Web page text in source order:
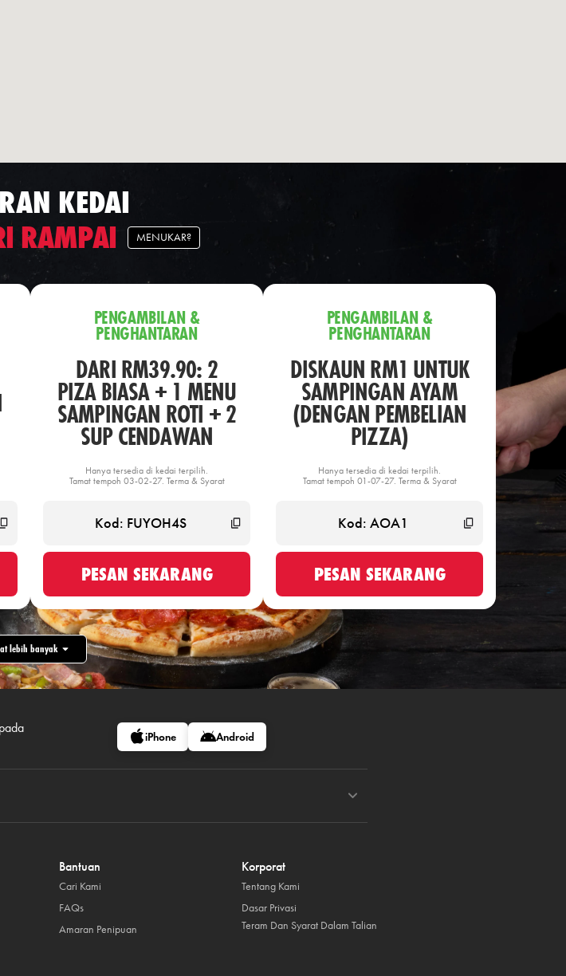
KEDAI
RAMPAI MENUKAR?
PENGAMBILAN &
PENGHANTARAN
DARI RM39.90: 2
PIZA BIASA + 1 MENU
SAMPINGAN ROTI + 2
SUP CENDAWAN
Hanya tersedia di kedai terpilih.
Tamat tempoh 03-02-27. Terma & Syarat
PESAN SEKARANG
PENGAMBILAN &
PENGHANTARAN
DISKAUN RM1 UNTUK
SAMPINGAN AYAM
(DENGAN PEMBELIAN
PIZZA)
Hanya tersedia di kedai terpilih.
Tamat tempoh 01-07-27. Terma & Syarat
PESAN SEKARANG
lebih banyak
iPhone Android
Bantuan
Cari Kami
FAQs
Amaran Penipuan
Korporat
Tentang Kami
Dasar Privasi
Teram Dan Syarat Dalam Talian